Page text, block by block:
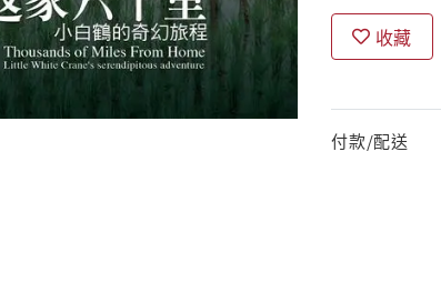
收藏
付款/配送